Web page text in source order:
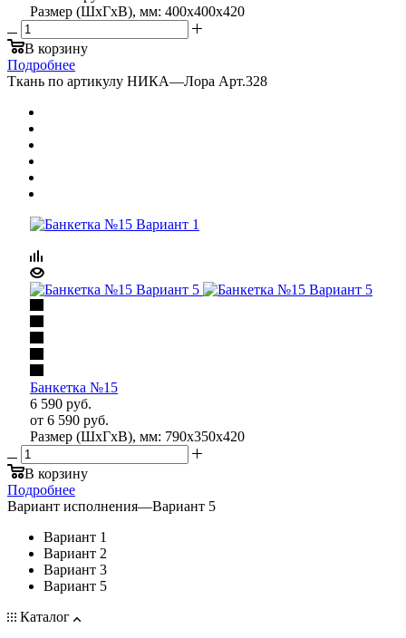
Размер (ШхГхВ), мм: 400x400x420
В корзину
Подробнее
Ткань по артикулу НИКА—Лора Арт.328
Банкетка №15
6 590 руб.
от 6 590 руб.
Размер (ШхГхВ), мм: 790х350х420
В корзину
Подробнее
Вариант исполнения—Вариант 5
Вариант 1
Вариант 2
Вариант 3
Вариант 5
Каталог